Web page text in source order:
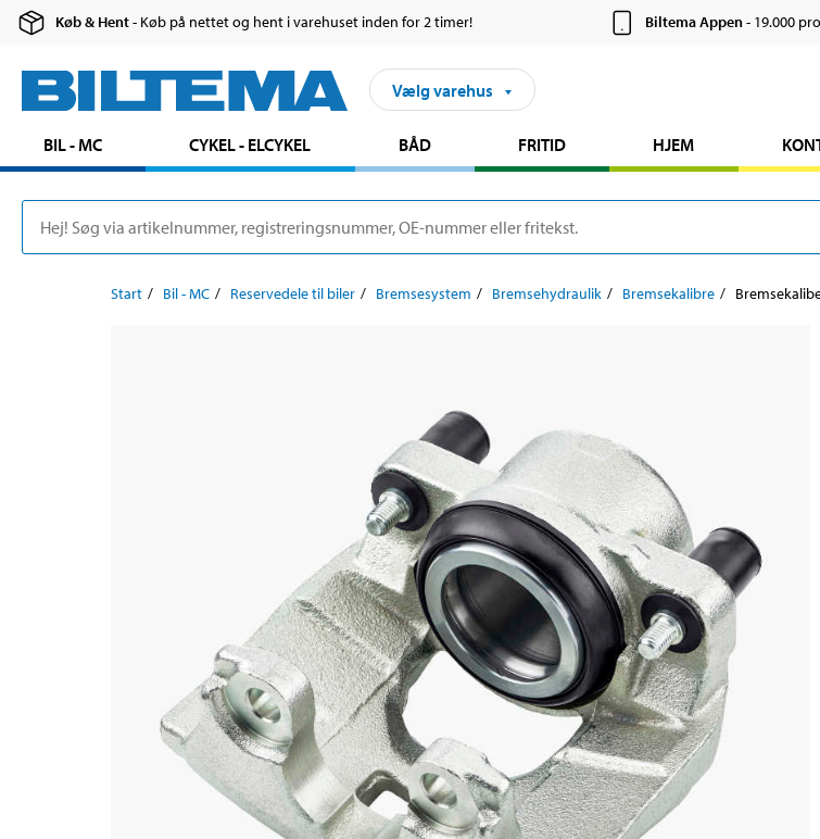
Køb & Hent- Køb på nettet og hent i varehuset inden for 2 timer! Biltema Appen- 19.000
Vælg varehus
BIL - MC CYKEL - ELCYKEL BÅD FRITID HJEM
Start Bil - MC Reservedele til biler Bremsesystem Bremsehydraulik Bremsekalibre